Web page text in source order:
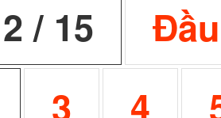
/ 15
Đầu
3 4